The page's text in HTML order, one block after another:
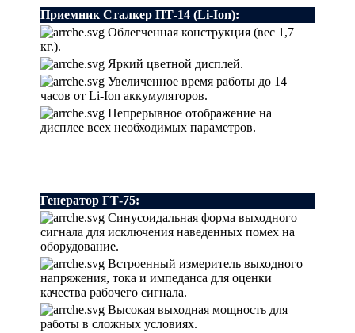
Приемник Сталкер ПТ-14 (Li-Ion):
Облегченная конструкция (вес 1,7
кг.).
Яркий цветной дисплей.
Увеличенное время работы до 14
часов от Li-Ion аккумуляторов.
Непрерывное отображение на
дисплее всех необходимых параметров.
Генератор ГТ-75:
Синусоидальная форма выходного
сигнала для исключения наведенных помех на
оборудование.
Встроенный измеритель выходного
напряжения, тока и импеданса для оценки
качества рабочего сигнала.
Высокая выходная мощность для
работы в сложных условиях.